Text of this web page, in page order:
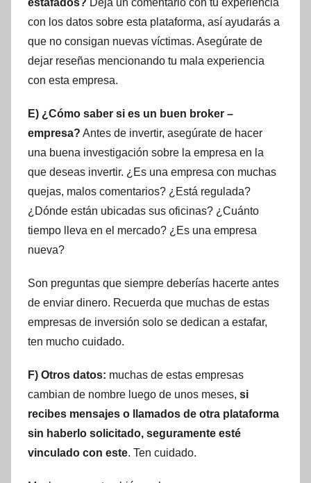
estafados? Deja un comentario con tu experiencia
con los datos sobre esta plataforma, así ayudarás a
que no consigan nuevas víctimas. Asegúrate de
dejar reseñas mencionando tu mala experiencia
con esta empresa.
E) ¿Cómo saber si es un buen broker –
empresa? Antes de invertir, asegúrate de hacer
una buena investigación sobre la empresa en la
que deseas invertir. ¿Es una empresa con muchas
quejas, malos comentarios? ¿Está regulada?
¿Dónde están ubicadas sus oficinas? ¿Cuánto
tiempo lleva en el mercado? ¿Es una empresa
nueva?
Son preguntas que siempre deberías hacerte antes
de enviar dinero. Recuerda que muchas de estas
empresas de inversión solo se dedican a estafar,
ten mucho cuidado.
F) Otros datos: muchas de estas empresas
cambian de nombre luego de unos meses, si
recibes mensajes o llamados de otra plataforma
sin haberlo solicitado, seguramente esté
vinculado con este. Ten cuidado.